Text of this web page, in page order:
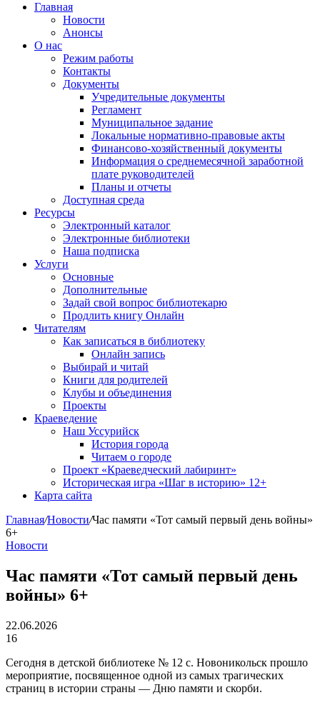
Главная
Новости
Анонсы
О нас
Режим работы
Контакты
Документы
Учредительные документы
Регламент
Муниципальное задание
Локальные нормативно-правовые акты
Финансово-хозяйственный документы
Информация о среднемесячной заработной
плате руководителей
Планы и отчеты
Доступная среда
Ресурсы
Электронный каталог
Электронные библиотеки
Наша подписка
Услуги
Основные
Дополнительные
Задай свой вопрос библиотекарю
Продлить книгу Онлайн
Читателям
Как записаться в библиотеку
Онлайн запись
Выбирай и читай
Книги для родителей
Клубы и объединения
Проекты
Краеведение
Наш Уссурийск
История города
Читаем о городе
Проект «Краеведческий лабиринт»
Историческая игра «Шаг в историю» 12+
Карта сайта
Главная/Новости/Час памяти «Тот самый первый день войны»
6+
Новости
Час памяти «Тот самый первый день
войны» 6+
22.06.2026
16
Сегодня в детской библиотеке № 12 с. Новоникольск прошло
мероприятие, посвященное одной из самых трагических
страниц в истории страны — Дню памяти и скорби.